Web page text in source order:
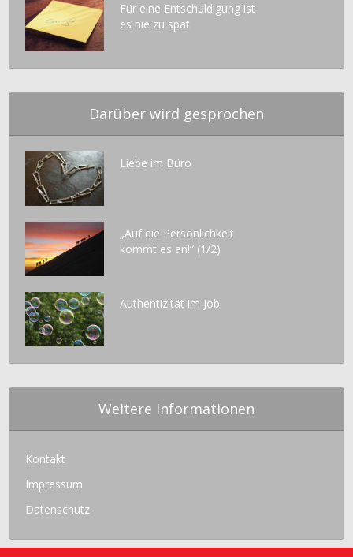
Für eine Entschuldigung ist
es nie zu spät
Darüber wird gesprochen
Liebe im Büro
„Auf die Persönlichkeit
kommt es an!“ (1/2)
Authentizität im Job
Weitere Informationen
Kontakt
Impressum
Datenschutz